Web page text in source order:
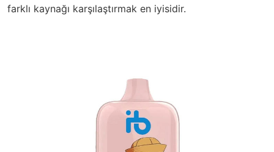
farklı kaynağı karşılaştırmak en iyisidir.